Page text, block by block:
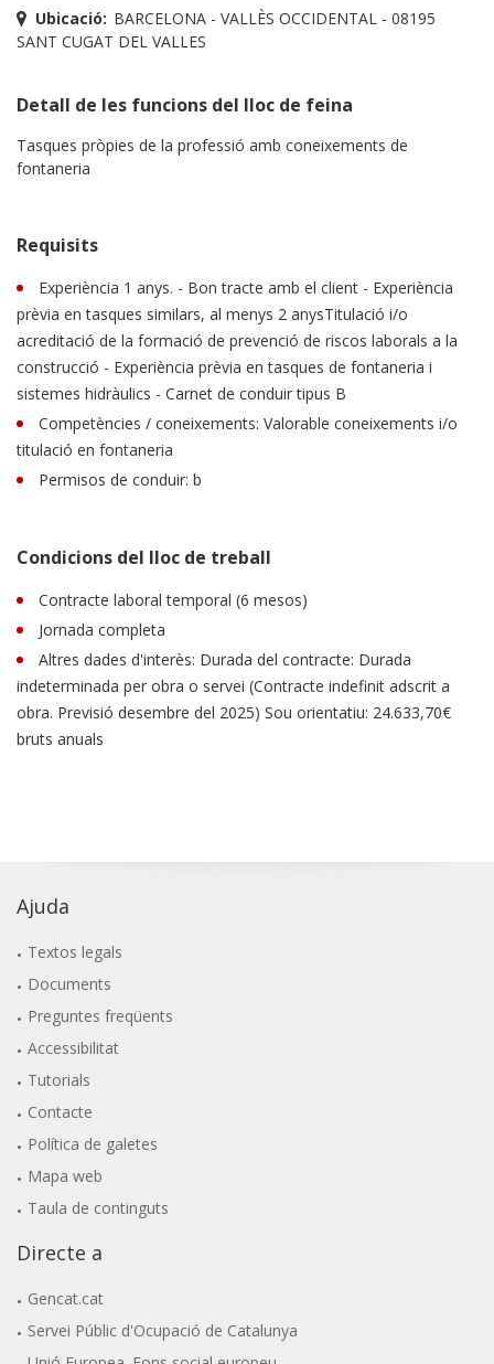
Ubicació: BARCELONA - VALLÈS OCCIDENTAL - 08195
SANT CUGAT DEL VALLES
Detall de les funcions del lloc de feina
Tasques pròpies de la professió amb coneixements de
fontaneria
Requisits
Experiència 1 anys. - Bon tracte amb el client - Experiència
prèvia en tasques similars, al menys 2 anysTitulació i/o
acreditació de la formació de prevenció de riscos laborals a la
construcció - Experiència prèvia en tasques de fontaneria i
sistemes hidràulics - Carnet de conduir tipus B
Competències / coneixements: Valorable coneixements i/o
titulació en fontaneria
Permisos de conduir: b
Condicions del lloc de treball
Contracte laboral temporal (6 mesos)
Jornada completa
Altres dades d'interès: Durada del contracte: Durada
indeterminada per obra o servei (Contracte indefinit adscrit a
obra. Previsió desembre del 2025) Sou orientatiu: 24.633,70€
bruts anuals
Ajuda
Textos legals
Documents
Preguntes freqüents
Accessibilitat
Tutorials
Contacte
Política de galetes
Mapa web
Taula de continguts
Directe a
Gencat.cat
Servei Públic d'Ocupació de Catalunya